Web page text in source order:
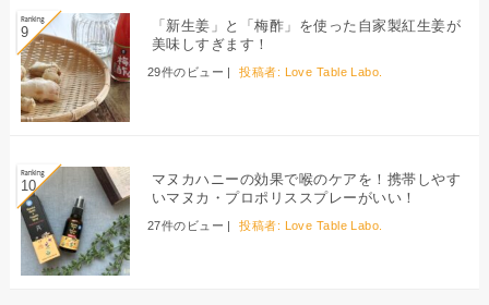
「新生姜」と「梅酢」を使った自家製紅生姜が
美味しすぎます！
29件のビュー | 投稿者: Love Table Labo.
マヌカハニーの効果で喉のケアを！携帯しやす
いマヌカ・プロポリススプレーがいい！
27件のビュー | 投稿者: Love Table Labo.